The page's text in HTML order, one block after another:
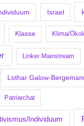
Israel
Klasse Klima/
Linker Mainstream
Lothar Galow-
Patriarchat
Individuum